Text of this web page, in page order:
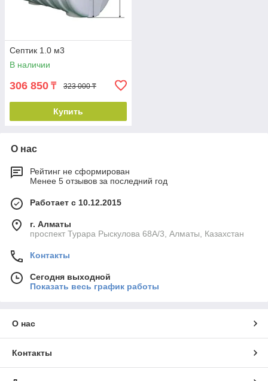
Септик 1.0 м3
В наличии
306 850 ₸ 323 000 ₸
Купить
О нас
Рейтинг не сформирован
Менее 5 отзывов за последний год
Работает с 10.12.2015
г. Алматы
проспект Турара Рыскулова 68А/3, Алматы, Казахстан
Контакты
Сегодня выходной
Показать весь график работы
О нас
Контакты